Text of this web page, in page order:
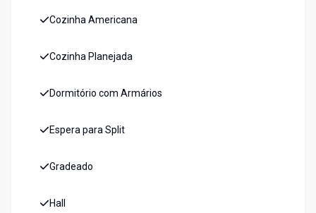
Cozinha Americana
Cozinha Planejada
Dormitório com Armários
Espera para Split
Gradeado
Hall